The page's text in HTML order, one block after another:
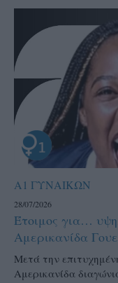
Α1 ΓΥΝΑΙΚΩΝ
28/07/2026
Έτοιμος για…
Αμερικανίδα
Μετά την
Αμερικανίδα